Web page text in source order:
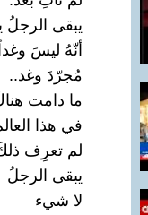
يبقى الرجلُ
أنّهُ ليسَ
مُجرّدَ وغد..
ما دامت
في هذا
لم تعرِف
يبقى الرجلُ
لا شيء